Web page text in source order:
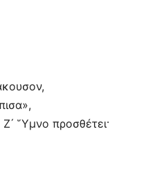
῞Υμνο προσθέτει·